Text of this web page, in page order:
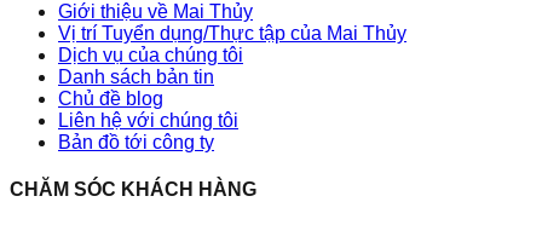
Giới thiệu về Mai Thủy
Vị trí Tuyển dụng/Thực tập của Mai Thủy
Dịch vụ của chúng tôi
Danh sách bản tin
Chủ đề blog
Liên hệ với chúng tôi
Bản đồ tới công ty
CHĂM SÓC KHÁCH HÀNG